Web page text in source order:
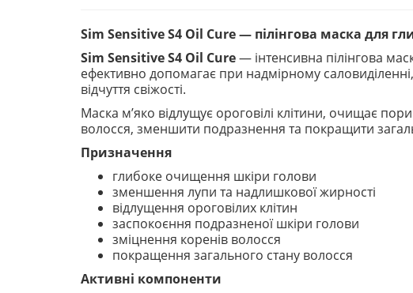
Sim Sensitive S4 Oil Cure — пілінгова маска для
Sim Sensitive S4 Oil Cure— інтенсивна пілінгова
ефективно допомагає при надмірному
відчуття свіжості.
Маска м’яко відлущує ороговілі клітини, очищає
волосся, зменшити подразнення та покращити
Призначення
глибоке очищення шкіри голови
зменшення лупи та надлишкової жирності
відлущення ороговілих клітин
заспокоєння подразненої шкіри голови
зміцнення коренів волосся
покращення загального стану волосся
Активні компоненти